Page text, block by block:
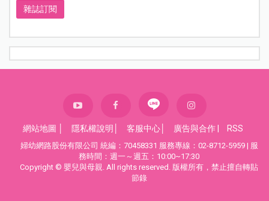
雜誌訂閱
網站地圖 隱私權說明 客服中心 廣告與合作 RSS
婦幼網路股份有限公司 統編：70458331 服務專線：02-8712-5959 | 服
務時間：週一～週五：10:00~17:30
Copyright © 嬰兒與母親. All rights reserved. 版權所有，禁止擅自轉貼
節錄